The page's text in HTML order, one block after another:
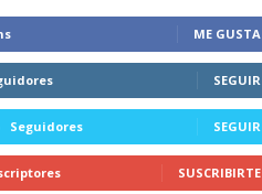
ME GUSTA
SEGUIR
Seguidores SEGUIR
SUSCRIBIRTE